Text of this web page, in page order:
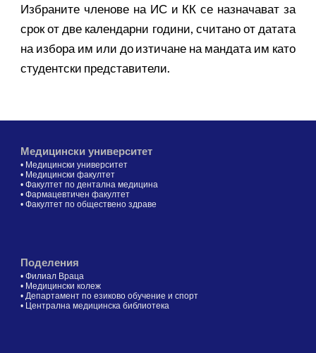
Избраните членове на ИС и КК се назначават за
срок от две календарни години, считано от датата
на избора им или до изтичане на мандата им като
студентски представители.
Медицински университет
• Медицински университет
• Медицински факултет
•Факултет по дентална медицина
•Фармацевтичен факултет
•Факултет по обществено здраве
Поделения
•Филиал Враца
• Медицински колеж
•Департамент по езиково обучение и спорт
• Централна медицинска библиотека